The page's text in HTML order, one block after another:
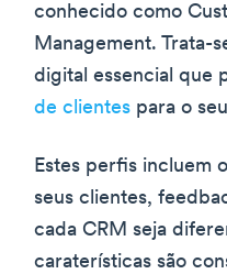
conhecido como
Management. Trata-
digital essencial que
de clientes para o
Estes perfis incluem
seus clientes,
cada CRM seja
caraterísticas são